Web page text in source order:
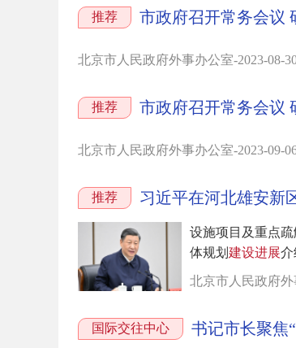
推荐 市政府召开常务会议
北京市人民政府外事办公室-2023-08-
推荐 市政府召开常务会议
北京市人民政府外事办公室-2023-09-
推荐 习近平在河北雄安新
设施项目及重点疏
体规划 建设进展介
北京市人民政府外
国际交往中心 书记市长聚焦